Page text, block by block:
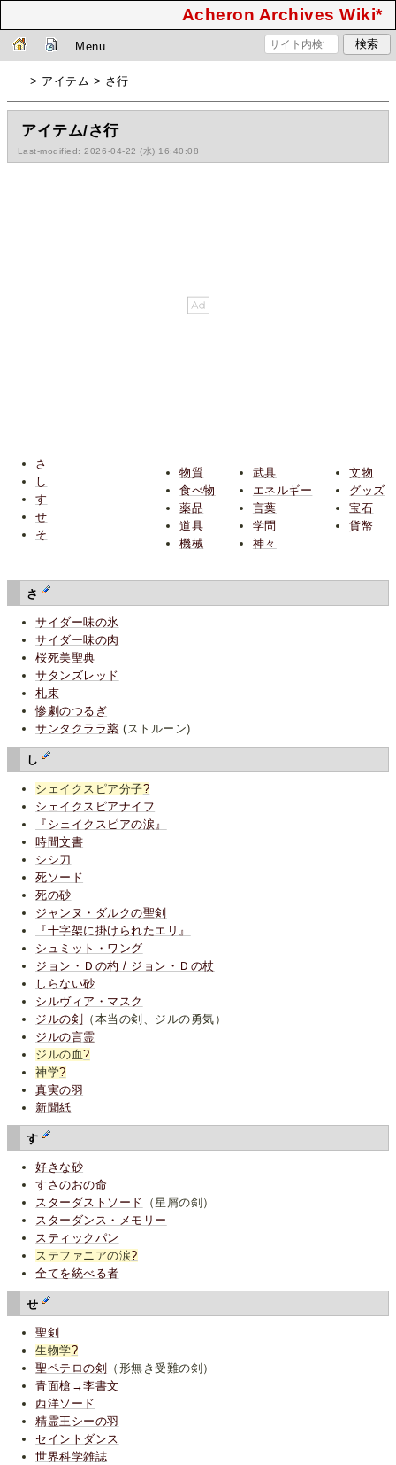
Acheron Archives Wiki*
Menu
> アイテム > さ行
アイテム/さ行
Last-modified: 2026-04-22 (水) 16:40:08
さ
し
す
せ
そ
物質
食べ物
薬品
道具
機械
武具
エネルギー
言葉
学問
神々
文物
グッズ
宝石
貨幣
さ
サイダー味の氷
サイダー味の肉
桜死美聖典
サタンズレッド
札束
惨劇のつるぎ
サンタクララ薬 (ストルーン)
し
シェイクスピア分子?
シェイクスピアナイフ
『シェイクスピアの涙』
時間文書
シシ刀
死ソード
死の砂
ジャンヌ・ダルクの聖剣
『十字架に掛けられたエリ』
シュミット・ワング
ジョン・Ｄの杓 / ジョン・Ｄの杖
しらない砂
シルヴィア・マスク
ジルの剣
（本当の剣、ジルの勇気）
ジルの言霊
ジルの血?
神学?
真実の羽
新聞紙
す
好きな砂
すさのおの命
スターダストソード
（星屑の剣）
スターダンス・メモリー
スティックパン
ステファニアの涙?
全てを統べる者
せ
聖剣
生物学?
聖ペテロの剣
（形無き受難の剣）
青面槍→李書文
西洋ソード
精霊王シーの羽
セイントダンス
世界科学雑誌